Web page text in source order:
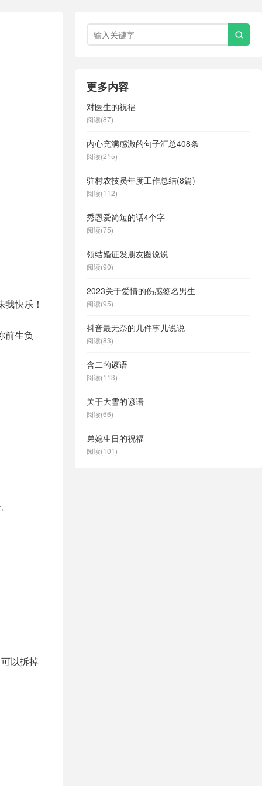
快乐！
前生负
以拆掉

更多内容
对医生的祝福
阅读(87)
内心充满感激的句子汇总408条
阅读(215)
驻村农技员年度工作总结(8篇)
阅读(112)
秀恩爱简短的话4个字
阅读(75)
领结婚证发朋友圈说说
阅读(90)
2023关于爱情的伤感签名男生
阅读(95)
抖音最无奈的几件事儿说说
阅读(83)
含二的谚语
阅读(113)
关于大雪的谚语
阅读(66)
弟媳生日的祝福
阅读(101)